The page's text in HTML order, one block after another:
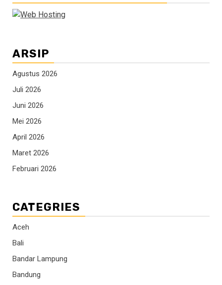
ARSIP
Agustus 2026
Juli 2026
Juni 2026
Mei 2026
April 2026
Maret 2026
Februari 2026
CATEGRIES
Aceh
Bali
Bandar Lampung
Bandung